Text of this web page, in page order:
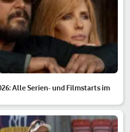
Alle Serien- und Filmstarts im